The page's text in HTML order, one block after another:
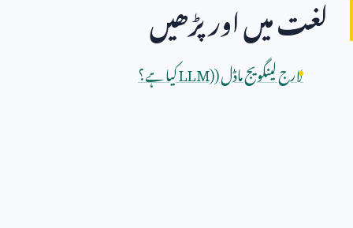
لغت میں اور پڑھیں
لارج لینگویج ماڈل (LLM)کیا ہے؟